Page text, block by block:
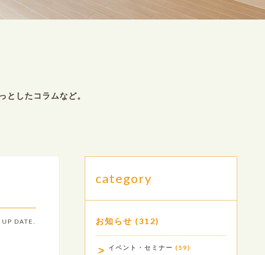
としたコラムなど。
DATE.
category
お知らせ (312)
イベント・セミナー (59)